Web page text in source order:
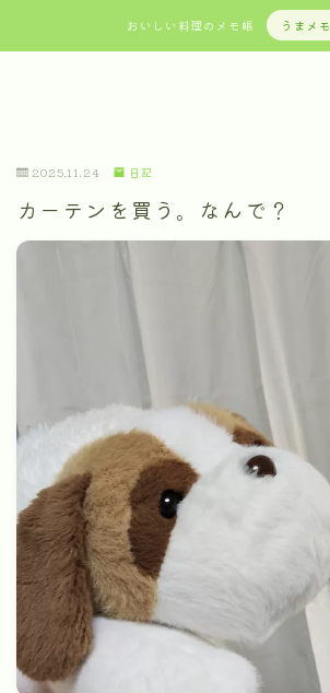
おいしい料理のメモ帳 うまメモ
2025.11.24 日記
カーテンを買う。なんで？